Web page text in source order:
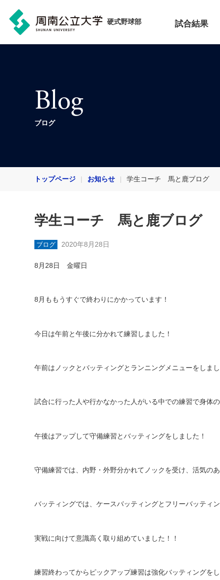
硬式野球部 試合結果
Blog
ブログ
トップページ お知らせ 学生コーチ 馬と鹿ブログ
学生コーチ 馬と鹿ブログ
ブログ 2020年8月28日
8 月 28日 金曜日
8月ももうすぐで終わりにかかっています！
今日は午前と午後に分かれて練習しました！
午前はノックとバッティングとランニングメニューをしま
試合に行った人や行かなかった人がいる中での練習で身体
午後はアップして守備練習とバッティングをしました！
守備練習では、内野・外野分かれてノックを受け、活気の
バッティングでは、ケースバッティングとフリーバッティ
実戦に向けて意識高く取り組めていました！！
練習終わってからピックアップ練習は強化バッティングを